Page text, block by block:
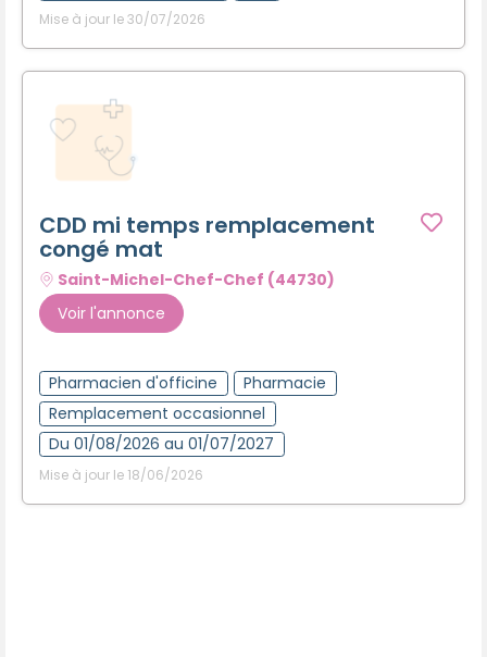
Mise à jour le 30/07/2026
CDD mi temps remplacement
congé mat
Saint-Michel-Chef-Chef (44730)
Voir l'annonce
Pharmacien d'officine
Pharmacie
Remplacement occasionnel
Du 01/08/2026 au 01/07/2027
Mise à jour le 18/06/2026